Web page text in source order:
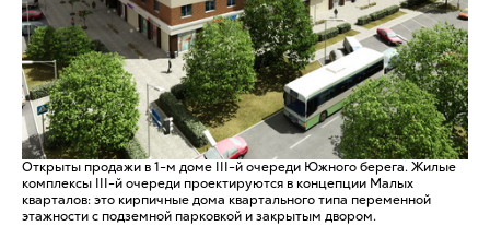
Открыты продажи в 1-м доме III-й очереди Южного берега. Жилые
комплексы III-й очереди проектируются в концепции Малых
кварталов: это кирпичные дома квартального типа переменной
этажности с подземной парковкой и закрытым двором.